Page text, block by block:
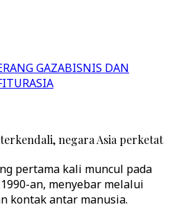
GAZABISNIS DAN
ASIA
negara Asia perketat
pertama kali muncul pada
an, menyebar melalui
kontak antar manusia.